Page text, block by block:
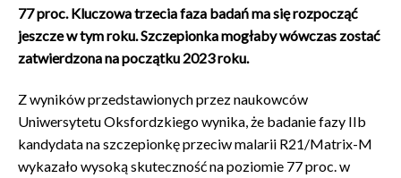
77 proc. Kluczowa trzecia faza badań ma się rozpocząć
jeszcze w tym roku. Szczepionka mogłaby wówczas zostać
zatwierdzona na początku 2023 roku.
Z wyników przedstawionych przez naukowców
Uniwersytetu Oksfordzkiego wynika, że badanie fazy IIb
kandydata na szczepionkę przeciw malarii R21/Matrix-M
wykazało wysoką skuteczność na poziomie 77 proc. w